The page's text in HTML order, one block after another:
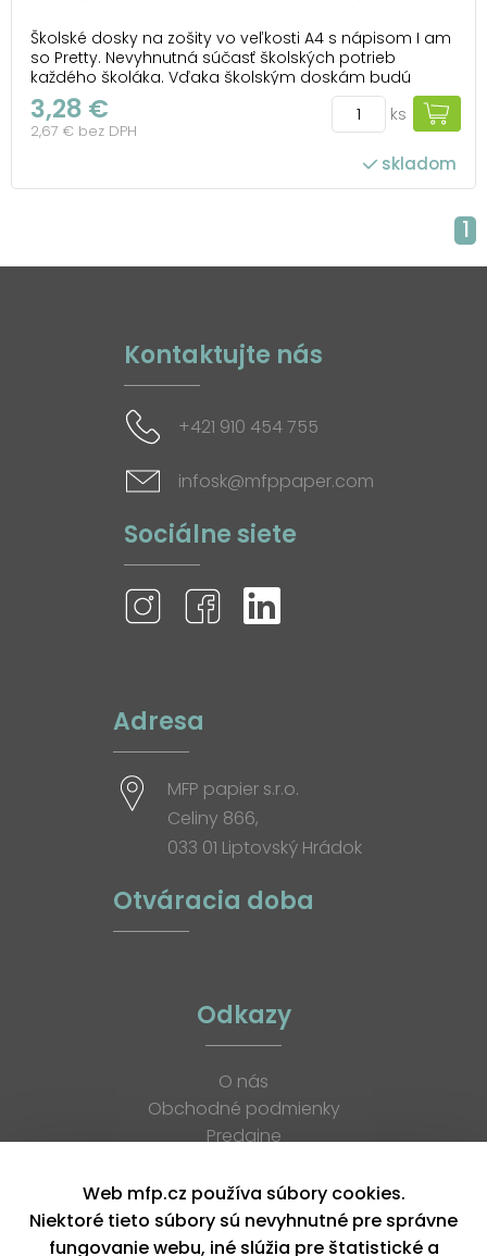
Školské dosky na zošity vo veľkosti A4 s nápisom I am
so Pretty. Nevyhnutná súčasť školských potrieb
každého školáka. Vďaka školským doskám budú
všetky zošity a učebnice pokope a nepoškodené.
Tieto dosky na zošity sú opatrené gumou, ktorá
zabraňuje samovoľnému otvoreniu. Heft box je
3,28 €
2,67 € bez DPH
ks
skladom
1
Kontaktujte nás
+421 910 454 755
infosk@mfppaper.com
Sociálne siete
Adresa
MFP papier s.r.o.
Celiny 866,
033 01 Liptovský Hrádok
Otváracia doba
Odkazy
O nás
Obchodné podmienky
Predajne
K stiahnutiu
Blog
Kontakt
Web mfp.cz používa súbory cookies.
Niektoré tieto súbory sú nevyhnutné pre správne
fungovanie webu, iné slúžia pre štatistické a